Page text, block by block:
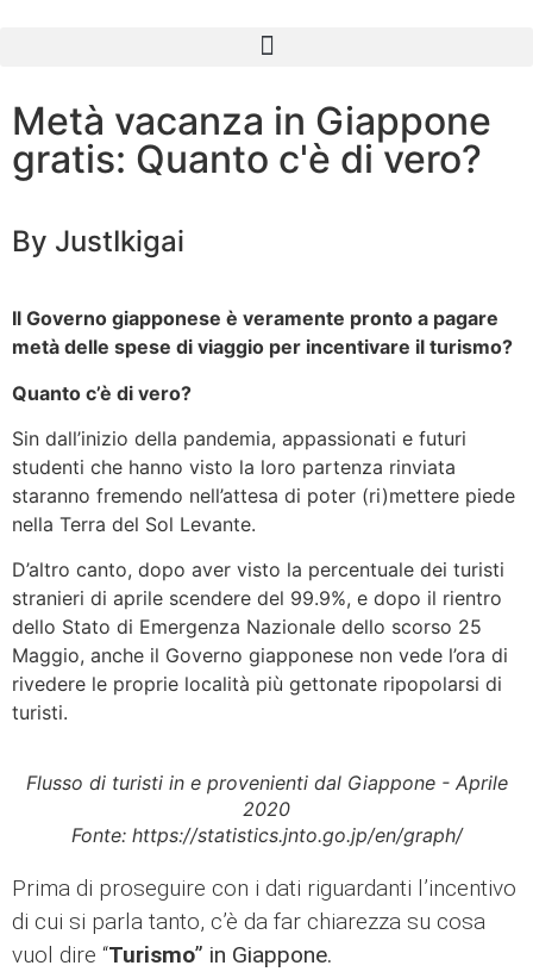
Metà vacanza in Giappone
gratis: Quanto c'è di vero?
By JustIkigai
Il Governo giapponese è veramente pronto a pagare
metà delle spese di viaggio per incentivare il turismo?
Quanto c’è di vero?
Sin dall’inizio della pandemia, appassionati e futuri
studenti che hanno visto la loro partenza rinviata
staranno fremendo nell’attesa di poter (ri)mettere piede
nella Terra del Sol Levante.
D’altro canto, dopo aver visto la percentuale dei turisti
stranieri di aprile scendere del 99.9%, e dopo il rientro
dello Stato di Emergenza Nazionale dello scorso 25
Maggio, anche il Governo giapponese non vede l’ora di
rivedere le proprie località più gettonate ripopolarsi di
turisti.
Flusso di turisti in e provenienti dal Giappone - Aprile
2020
Fonte: https://statistics.jnto.go.jp/en/graph/
Prima di proseguire con i dati riguardanti l’incentivo
di cui si parla tanto, c’è da far chiarezza su cosa
vuol dire “Turismo” in Giappone.